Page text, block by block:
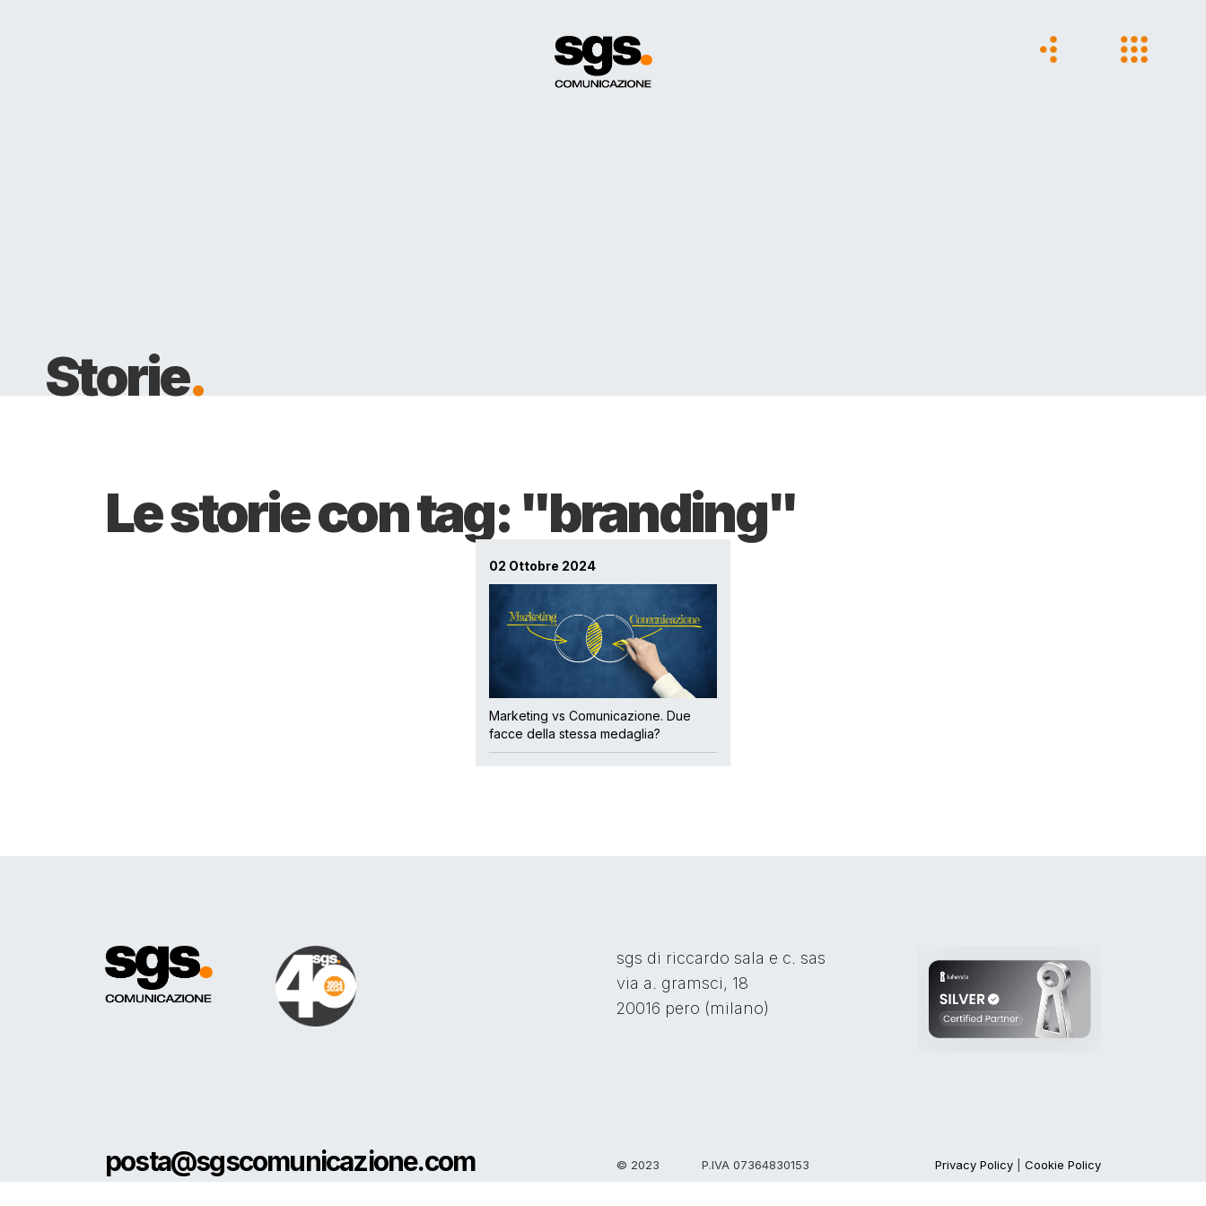
Storie.
Le storie con tag: "branding"
02 Ottobre 2024
Marketing vs Comunicazione. Due
facce della stessa medaglia?
sgs di riccardo sala e c. sas
via a. gramsci, 18
20016 pero (milano)
posta@sgscomunicazione.com © 2023 P.IVA 07364830153 Privacy Policy Cookie Policy